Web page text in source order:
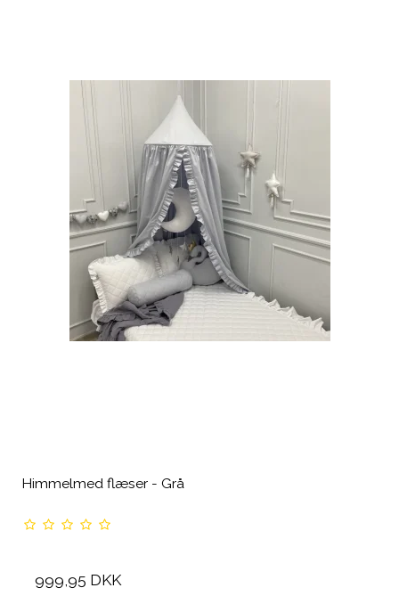
Himmelmed flæser - Grå
999,95 DKK